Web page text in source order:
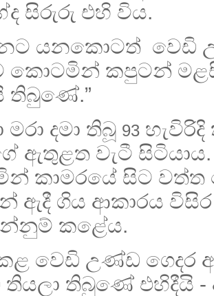
සිරුරු එහි විය.
යනකොටත් වෙඩි
කොටමින් කපුටන්
තිබුණේ.”
දමා තිබූ 93 හැවිරිදි
ඇතුළත වැටී
කාමරයේ සිට වත්ත
ඇදී ගිය ආකාරය
කළේය.
කළ වෙඩි උණ්ඩ ගෙදර
තිබුණේ එහිදීයි